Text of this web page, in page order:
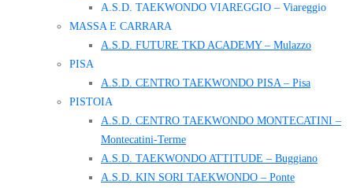
A.S.D. TAEKWONDO VIAREGGIO – Viareggio
MASSA E CARRARA
A.S.D. FUTURE TKD ACADEMY – Mulazzo
PISA
A.S.D. CENTRO TAEKWONDO PISA – Pisa
PISTOIA
A.S.D. CENTRO TAEKWONDO MONTECATINI –
Montecatini-Terme
A.S.D. TAEKWONDO ATTITUDE – Buggiano
A.S.D. KIN SORI TAEKWONDO – Ponte